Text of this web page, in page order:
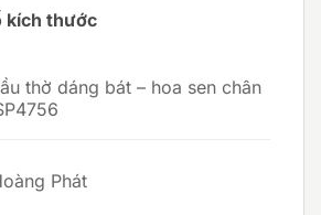
kích thước
thờ dáng bát – hoa sen chân
Phát